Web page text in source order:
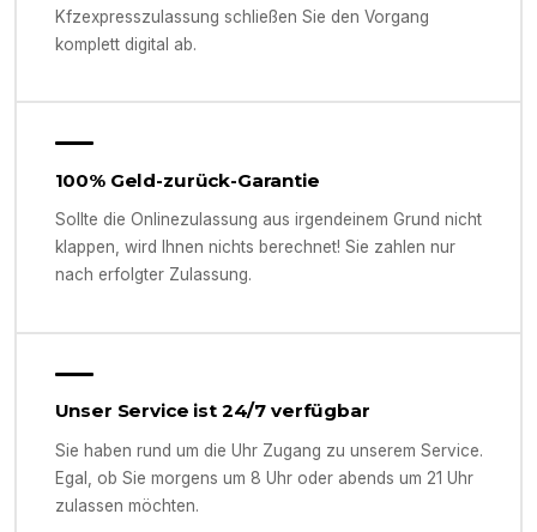
Kfzexpresszulassung schließen Sie den Vorgang
komplett digital ab.
100% Geld-zurück-Garantie
Sollte die Onlinezulassung aus irgendeinem Grund nicht
klappen, wird Ihnen nichts berechnet! Sie zahlen nur
nach erfolgter Zulassung.
Unser Service ist 24/7 verfügbar
Sie haben rund um die Uhr Zugang zu unserem Service.
Egal, ob Sie morgens um 8 Uhr oder abends um 21 Uhr
zulassen möchten.